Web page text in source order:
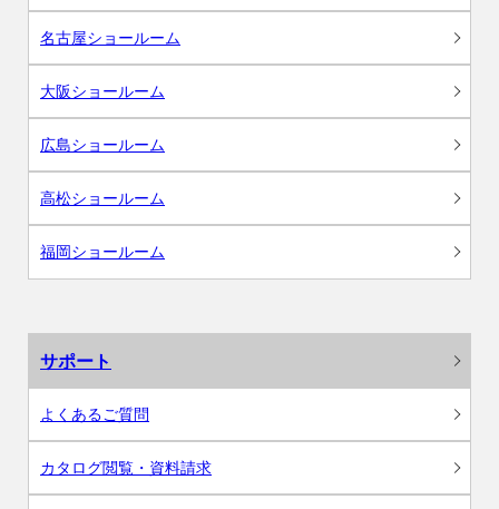
名古屋ショールーム
大阪ショールーム
広島ショールーム
高松ショールーム
福岡ショールーム
サポート
よくあるご質問
カタログ閲覧・資料請求